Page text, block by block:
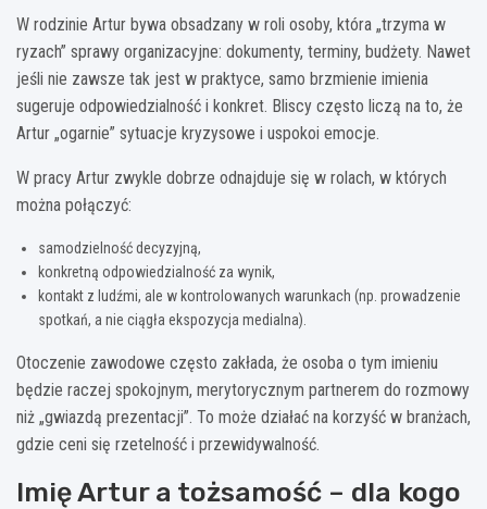
W rodzinie Artur bywa obsadzany w roli osoby, która „trzyma w
ryzach” sprawy organizacyjne: dokumenty, terminy, budżety. Nawet
jeśli nie zawsze tak jest w praktyce, samo brzmienie imienia
sugeruje odpowiedzialność i konkret. Bliscy często liczą na to, że
Artur „ogarnie” sytuacje kryzysowe i uspokoi emocje.
W pracy Artur zwykle dobrze odnajduje się w rolach, w których
można połączyć:
samodzielność decyzyjną,
konkretną odpowiedzialność za wynik,
kontakt z ludźmi, ale w kontrolowanych warunkach (np. prowadzenie
spotkań, a nie ciągła ekspozycja medialna).
Otoczenie zawodowe często zakłada, że osoba o tym imieniu
będzie raczej spokojnym, merytorycznym partnerem do rozmowy
niż „gwiazdą prezentacji”. To może działać na korzyść w branżach,
gdzie ceni się rzetelność i przewidywalność.
Imię Artur a tożsamość – dla kogo